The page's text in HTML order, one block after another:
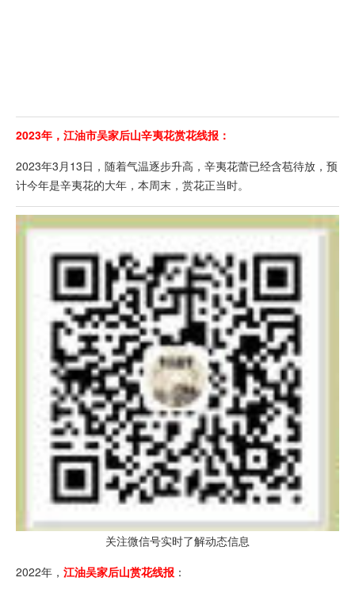
2023年，江油市吴家后山辛夷花赏花线报：
2023年3月13日，随着气温逐步升高，辛夷花蕾已经含苞待放，预
计今年是辛夷花的大年，本周末，赏花正当时。
关注微信号实时了解动态信息
2022年， 江油吴家后山赏花线报 ：